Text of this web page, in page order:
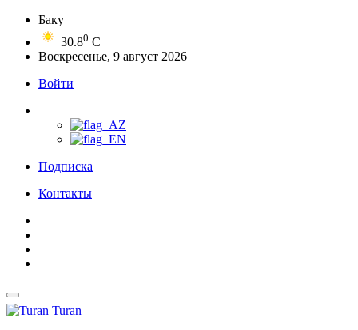
Баку
30.80 C
Воскресенье, 9 август 2026
Войти
Подписка
Контакты
Turan